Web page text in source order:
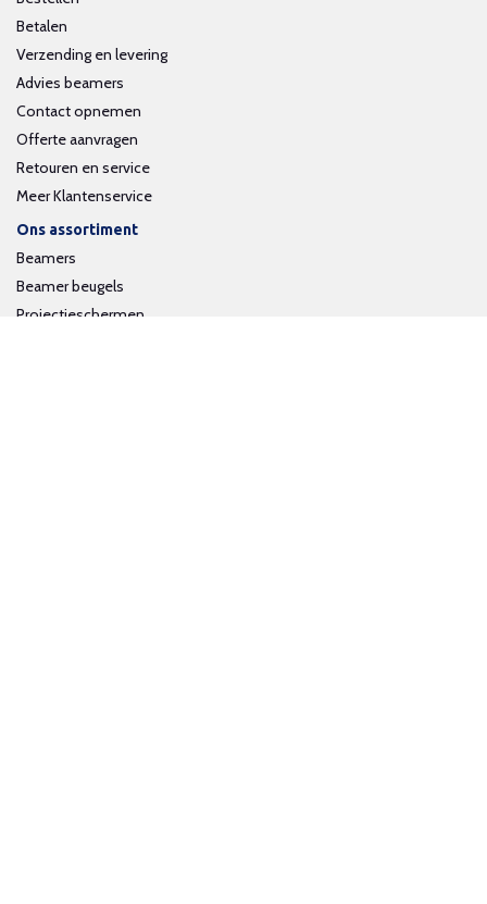
Betalen
Verzending en levering
Advies beamers
Contact opnemen
Offerte aanvragen
Retouren en service
Meer Klantenservice
Ons assortiment
Beamers
Beamer beugels
Projectieschermen